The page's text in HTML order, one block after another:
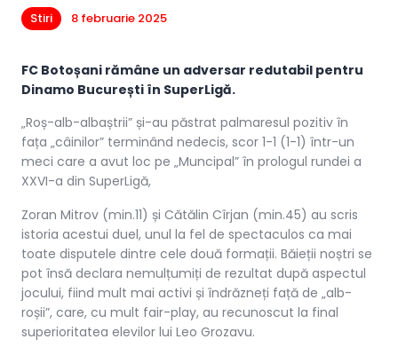
Stiri 8 februarie 2025
FC Botoșani rămâne un adversar redutabil pentru
Dinamo București în SuperLigă.
„Roș-alb-albaștrii” și-au păstrat palmaresul pozitiv în
fața „câinilor” terminând nedecis, scor 1-1 (1-1) într-un
meci care a avut loc pe „Muncipal” în prologul rundei a
XXVI-a din SuperLigă,
Zoran Mitrov (min.11) și Cătălin Cîrjan (min.45) au scris
istoria acestui duel, unul la fel de spectaculos ca mai
toate disputele dintre cele două formații. Băieții noștri se
pot însă declara nemulțumiți de rezultat după aspectul
jocului, fiind mult mai activi și îndrăzneți față de „alb-
roșii”, care, cu mult fair-play, au recunoscut la final
superioritatea elevilor lui Leo Grozavu.